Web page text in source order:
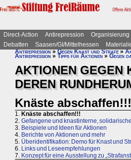
Direct-Action Antirepression Organisierung
Debatten
Saasen/GI/Mittelhessen
Antirepression»Gegen Knast und Strafe»
Antirepression » Tipps für Aktionen » Gegen
AKTIONEN GEGEN
DEREN
Knäste abschaffen!!!
1. Knäste abschaffen!!!
2. Gefangene und knastinterne,
3. Beispiele und Ideen für Aktionen
4. Berichte von Aktionen und mehr
5. Überidentifikation: Demo für Knast und
6. Links und Leseempfehlungen
7. Konzept für eine Ausstellung zu